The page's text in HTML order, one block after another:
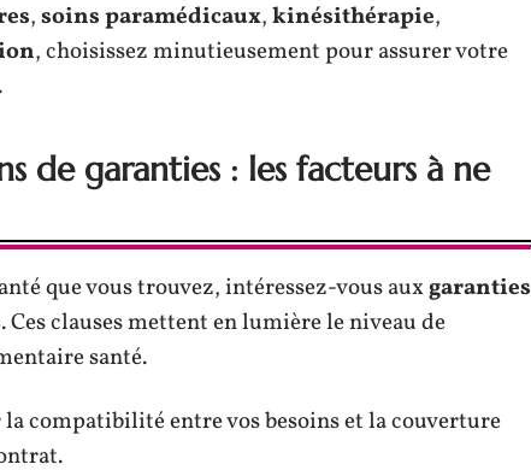
,soins paramédicaux,kinésithérapie,
, choisissez minutieusement pour assurer votre
de garanties : les facteurs à ne
que vous trouvez, intéressez-vous auxgaranties
. Ces clauses mettent en lumière le niveau de
santé.
compatibilité entre vos besoins et la couverture